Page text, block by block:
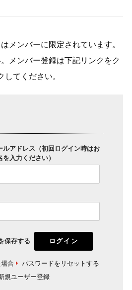
メンバーに限定されています。
メンバー登録は下記リンクをク
してください。
ルアドレス（初回ログイン時はお
入力ください）
保存する
合
パスワードをリセットする
規ユーザー登録